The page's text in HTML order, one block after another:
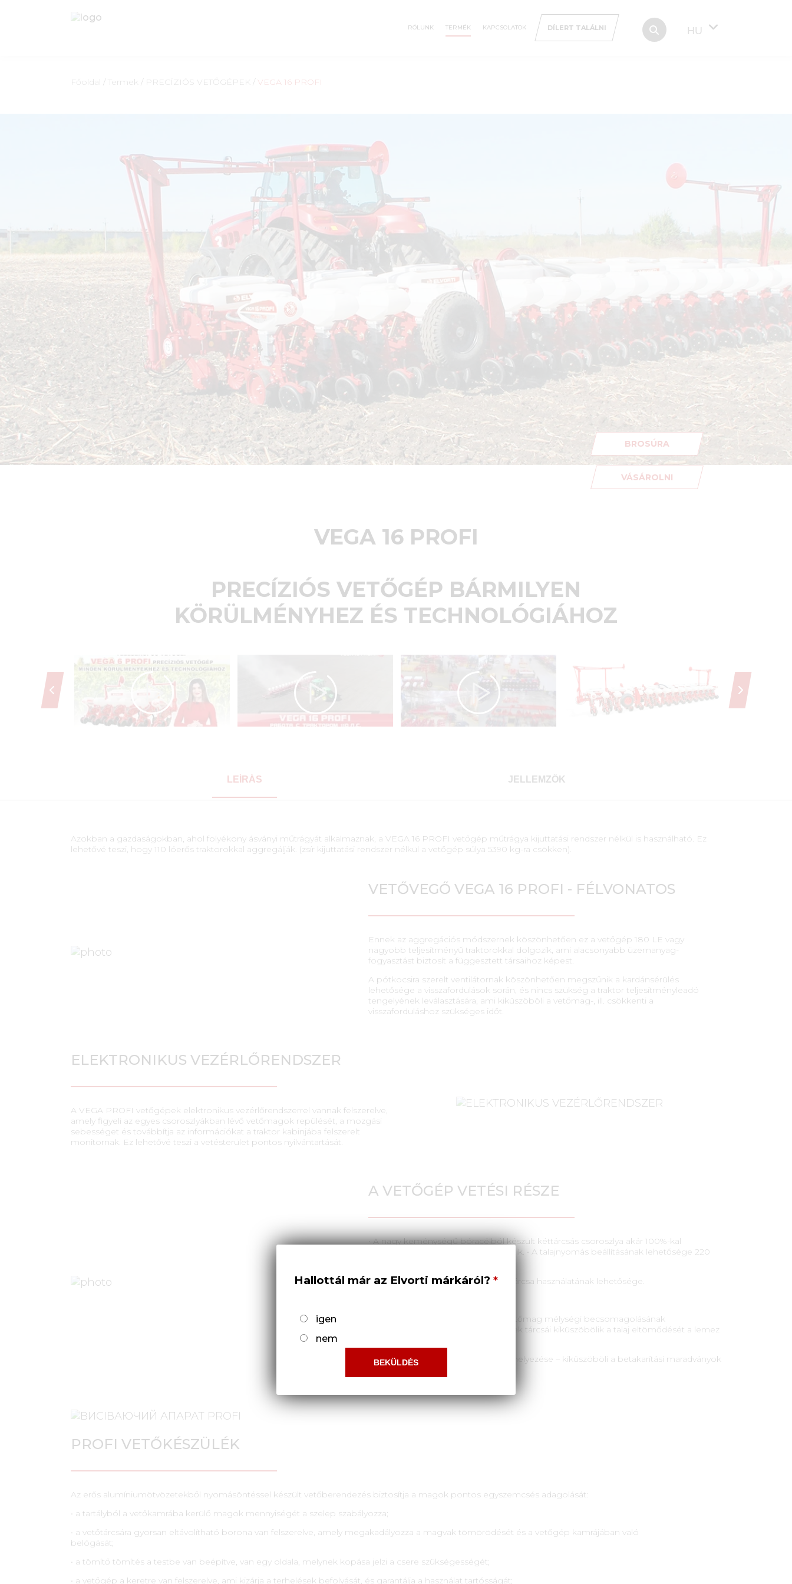
RÓLUNK TERMÉK KAPCSOLATOK DÍLERT TALÁLNI HU
Főoldal / Termek / PRECÍZIÓS VETŐGÉPEK / VEGA 16 PROFI
BROSÚRA
VÁSÁROLNI
VEGA 16 PROFI
PRECÍZIÓS VETŐGÉP BÁRMILYEN
KÖRÜLMÉNYHEZ ÉS TECHNOLÓGIÁHOZ
LEÍRÁS JELLEMZŐK
Azokban a gazdaságokban, ahol folyékony ásványi műtrágyát alkalmaznak, a VEGA 16 PROFI vetőgép műtrágya kijuttatási rendszer nélkül is használható. Ez
lehetővé teszi, hogy 110 lóerős traktorokkal aggregálják. (zsír kijuttatási rendszer nélkül a vetőgép súlya 5390 kg-ra csökken).
VETŐVEGŐ VEGA 16 PROFI - FÉLVONATOS
Ennek az aggregációs módszernek köszönhetően ez a vetőgép 180 LE vagy
nagyobb teljesítményű traktorokkal dolgozik, ami alacsonyabb üzemanyag-
fogyasztást biztosít a függesztett társaihoz képest.
A pótkocsira szerelt ventilátornak köszönhetően megszűnik a kardánsérülés
lehetősége a visszafordulások során, és nincs szükség a traktor teljesítményleadó
tengelyének leválasztására, ami kiküszöböli a vetőmag-, ill. csökkenti a
visszaforduláshoz szükséges időt.
ELEKTRONIKUS VEZÉRLŐRENDSZER
A VEGA PROFI vetőgépek elektronikus vezérlőrendszerrel vannak felszerelve,
amely figyeli az egyes csoroszlyákban lévő vetőmagok repülését, a mozgási
sebességet és továbbítja az információkat a traktor kabinjába felszerelt
monitornak. Ez lehetővé teszi a vetésterület pontos nyilvántartását.
A VETŐGÉP VETÉSI RÉSZE
• A nagy keménységű bóracélból készült kéttárcsás csoroszlya akár 100%-kal
megnövelt élettartammal rendelkezik. • A talajnyomás beállításának lehetősége 220
• Csomós csatornák vagy hornyolt tárcsa használatának lehetősége.
• A másolóhengerek biztosítják a vetőmag mélységi becsomagolásának
pontosságát. A küllős másolókerekek tárcsái kiküszöbölik a talaj eltömődését a lemez
• A vetőgép magasan elhelyezett elhelyezése – kiküszöböli a betakarítási maradványok
PROFI VETŐKÉSZÜLÉK
Az erős alumíniumötvözetekből nyomásöntéssel készült vetőberendezés biztosítja a magok pontos egyszemcsés adagolását:
• a tartályból a vetőkamrába kerülő magok mennyiségét a szelep szabályozza;
• a vetőtárcsára gyorsan eltávolítható borona van felszerelve, amely megakadályozza a magvak tömörödését és a vetőgép kamrájában való
belógását;
• a tömítő tömítés a testbe van beépítve, van egy oldala, melynek kopása jelzi a csere szükségességét;
• a vetőgép a keretre van felszerelve, ami kizárja a terhelések befolyását, és garantálja a használat tartósságát;
Hallottál már az Elvorti márkáról?
igen
nem